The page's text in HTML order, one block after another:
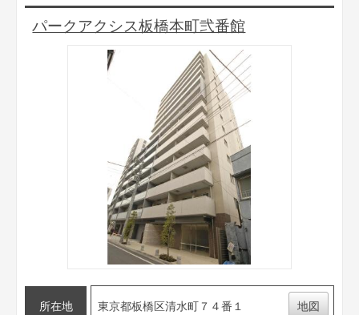
パークアクシス板橋本町弐番館
所在地 東京都板橋区清水町７４番１ 地図